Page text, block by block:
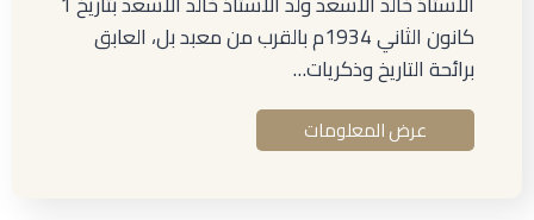
كانون الثاني 1934م بالقرب من معبد بل، العابق
برائحة التاريخ وذكريات…
عرض المعلومات